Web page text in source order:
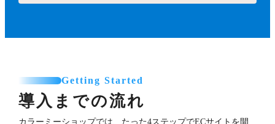
Getting Started
導入までの流れ
カラーミーショップでは、たった4ステップでECサイトを開